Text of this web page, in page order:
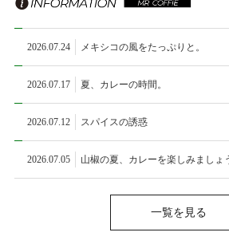
2026.07.24 メキシコの風をたっぷりと。
2026.07.17 夏、カレーの時間。
2026.07.12 スパイスの誘惑
2026.07.05 山椒の夏、カレーを楽しみましょ
一覧を見る